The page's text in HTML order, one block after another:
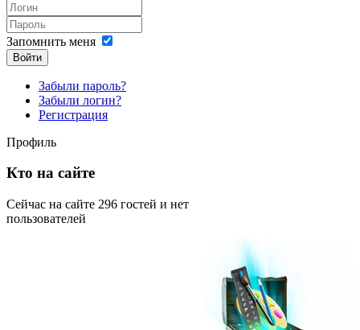
Запомнить меня
Войти
Забыли пароль?
Забыли логин?
Регистрация
Профиль
Кто на сайте
Сейчас на сайте 296 гостей и нет
пользователей